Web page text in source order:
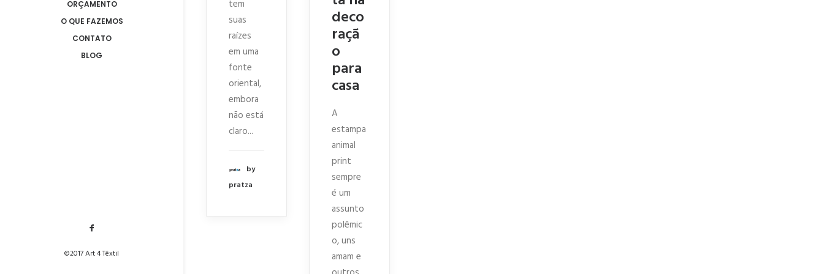
ORÇAMENTO
O QUE FAZEMOS
CONTATO
BLOG
©2017 Art 4 Têxtil
tem
suas
raízes
em uma
fonte
oriental,
embora
não está
claro...
by
pratza
deco
raçã
o
para
casa
A
estampa
animal
print
sempre
é um
assunto
polêmic
o, uns
amam e